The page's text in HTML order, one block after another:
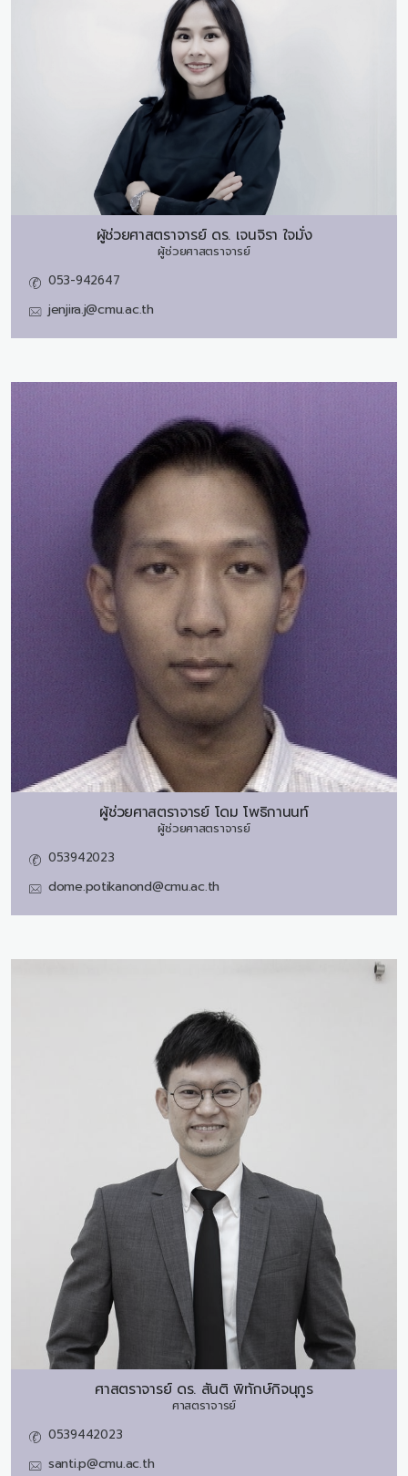
ผู้ช่วยศาสตราจารย์ ดร. เจนจิรา ใจมั่ง
ผู้ช่วยศาสตราจารย์
053-942647
jenjira.j@cmu.ac.th
ผู้ช่วยศาสตราจารย์ โดม โพธิกานนท์
ผู้ช่วยศาสตราจารย์
053942023
dome.potikanond@cmu.ac.th
ศาสตราจารย์ ดร. สันติ พิทักษ์กิจนุกูร
ศาสตราจารย์
0539442023
santi.p@cmu.ac.th